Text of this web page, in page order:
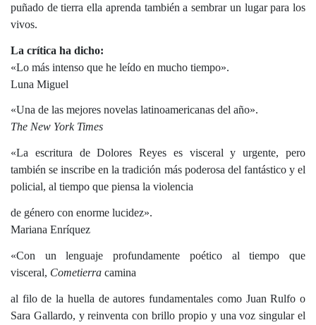
puñado de tierra ella aprenda también a sembrar un lugar para los
vivos.
La crítica ha dicho:
«Lo más intenso que he leído en mucho tiempo».
Luna Miguel
«Una de las mejores novelas latinoamericanas del año».
The New York Times
«La escritura de Dolores Reyes es visceral y urgente, pero
también se inscribe en la tradición más poderosa del fantástico y el
policial, al tiempo que piensa la violencia
de género con enorme lucidez».
Mariana Enríquez
«Con un lenguaje profundamente poético al tiempo que
visceral, Cometierra camina
al filo de la huella de autores fundamentales como Juan Rulfo o
Sara Gallardo, y reinventa con brillo propio y una voz singular el